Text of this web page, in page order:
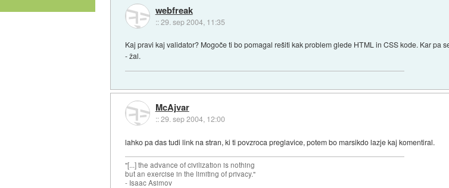
webfreak
::29. sep 2004, 11:35
Kaj pravi kaj validator? Mogoče ti bo pomagal rešiti kak problem glede HTML in CSS kode. Kar pa
- žal.
McAjvar
::29. sep 2004, 12:00
lahko pa das tudi link na stran, ki ti povzroca preglavice, potem bo marsikdo lazje kaj komentiral.
"[...] the advance of civilization is nothing
but an exercise in the limiting of privacy."
- Isaac Asimov